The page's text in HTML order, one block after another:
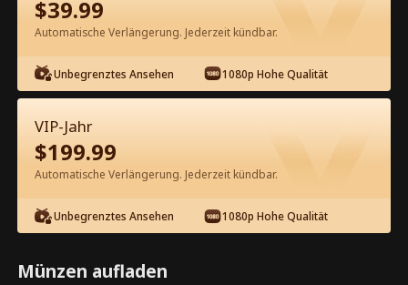
Episode 52 - Meine beste Freundin
will meinen One-Night Stand CEO
Kompletter Film
1-50 51-78
52 53 55 56
$39.99
Automatische Verlängerung. Jederzeit kündbar.
Unbegrenztes Ansehen 1080p Hohe Qualität
VIP-Jahr
$199.99
Automatische Verlängerung. Jederzeit kündbar.
Unbegrenztes Ansehen 1080p Hohe Qualität
Münzen aufladen